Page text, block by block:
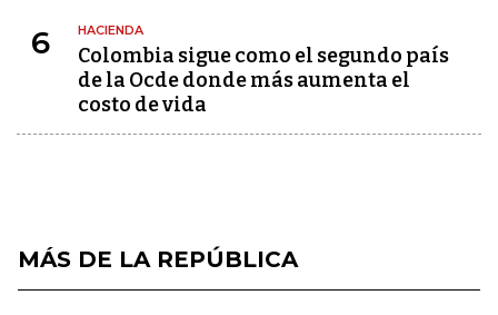
6 HACIENDA
Colombia sigue como el segundo país
de la Ocde donde más aumenta el
costo de vida
MÁS DE LA REPÚBLICA